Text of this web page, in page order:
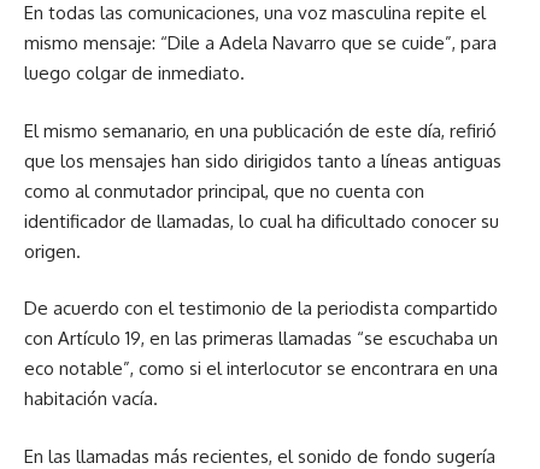
En todas las comunicaciones, una voz masculina repite el
mismo mensaje: “Dile a Adela Navarro que se cuide”, para
luego colgar de inmediato.
El mismo semanario, en una publicación de este día, refirió
que los mensajes han sido dirigidos tanto a líneas antiguas
como al conmutador principal, que no cuenta con
identificador de llamadas, lo cual ha dificultado conocer su
origen.
De acuerdo con el testimonio de la periodista compartido
con Artículo 19, en las primeras llamadas “se escuchaba un
eco notable”, como si el interlocutor se encontrara en una
habitación vacía.
En las llamadas más recientes, el sonido de fondo sugería